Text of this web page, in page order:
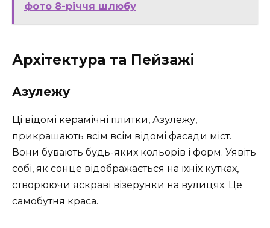
фото 8-річчя шлюбу
Архітектура та Пейзажі
Азулежу
Ці відомі керамічні плитки, Азулежу,
прикрашають всім всім відомі фасади міст.
Вони бувають будь-яких кольорів і форм. Уявіть
собі, як сонце відображається на їхніх кутках,
створюючи яскраві візерунки на вулицях. Це
самобутня краса.